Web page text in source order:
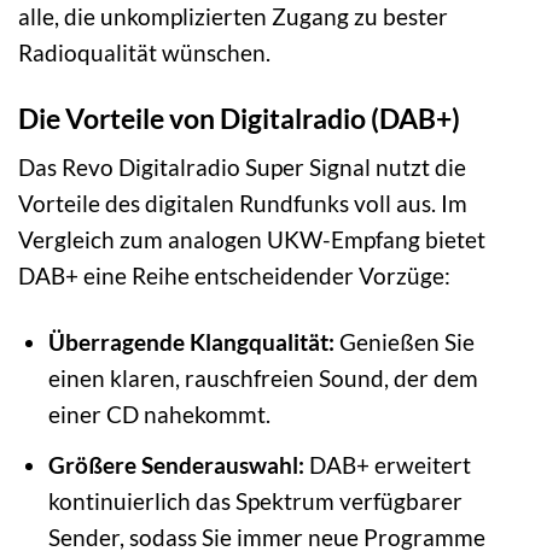
alle, die unkomplizierten Zugang zu bester
Radioqualität wünschen.
Die Vorteile von Digitalradio (DAB+)
Das Revo Digitalradio Super Signal nutzt die
Vorteile des digitalen Rundfunks voll aus. Im
Vergleich zum analogen UKW-Empfang bietet
DAB+ eine Reihe entscheidender Vorzüge:
Überragende Klangqualität: Genießen Sie
einen klaren, rauschfreien Sound, der dem
einer CD nahekommt.
Größere Senderauswahl: DAB+ erweitert
kontinuierlich das Spektrum verfügbarer
Sender, sodass Sie immer neue Programme